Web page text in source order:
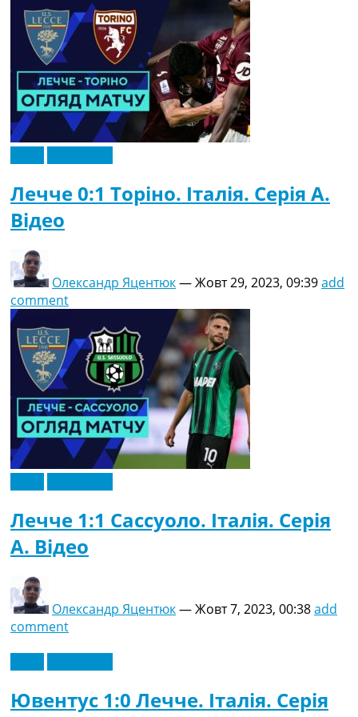
Лечче 0:1 Торіно. Італія. Серія A.
Відео
Олександр Яцентюк—Жовт 29, 2023, 09:39add
comment
Лечче 1:1 Сассуоло. Італія. Серія
A. Відео
Олександр Яцентюк—Жовт 7, 2023, 00:38add
comment
Ювентус 1:0 Лечче. Італія. Серія